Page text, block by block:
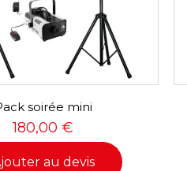
soirée mini
180,00€
au devis